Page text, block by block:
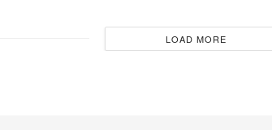
LOAD MORE